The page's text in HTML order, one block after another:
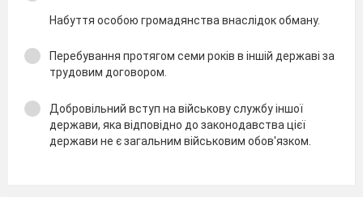
Набуття особою громадянства внаслідок обману.
Перебування протягом семи років в іншій державі за
трудовим договором.
Добровільний вступ на військову службу іншої
держави, яка відповідно до законодавства цієї
держави не є загальним військовим обов'язком.